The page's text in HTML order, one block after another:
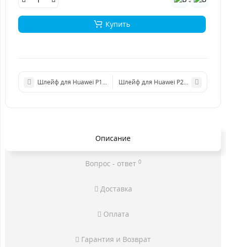
Купить
Шлейф для Huawei P10 Lite (WAS-L03T/WAS-LX1) сканер
Шлейф для Huawei P20/P20 PRO
Описание
Вопрос - ответ 0
Доставка
Оплата
Гарантия и Возврат